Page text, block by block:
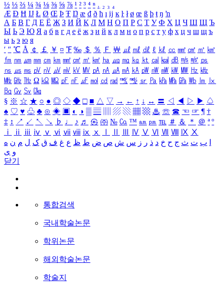
½ ⅓ ⅔ ¼ ¾ ⅛ ⅜ ⅝ ⅞ ¹ ² ³ ⁴ ⁿ ₁ ₂ ₃ ₄
Æ Ð Ħ Ĳ Ł Ø Œ Þ Ŧ Ŋ æ đ ð ħ ı ĳ ĸ ŀ ł ø œ ß þ ŧ ŋ ŉ
А Б В Г Д Е Ё Ж З И Й К Л М Н О П Р С Т У Ф Х Ц Ч Ш Щ Ъ
Ы Ь Э Ю Я а б в г д е ё ж з и й к л м н о п р с т у ф х ц ч ш щ ъ
ы ь э ю я
′ ″ ℃ Å ￠ ￡ ￥ ¤ ℉ ‰ ＄ ％ Ｆ ￦ ㎕ ㎖ ㎗ ℓ ㎘ ㏄ ㎣ ㎤ ㎥ ㎦
㎙ ㎚ ㎛ ㎜ ㎝ ㎞ ㎟ ㎠ ㎡ ㎢ ㏊ ㎍ ㎎ ㎏ ㏏ ㎈ ㎉ ㏈ ㎧ ㎨ ㎰
㎱ ㎲ ㎳ ㎴ ㎵ ㎶ ㎷ ㎸ ㎹ ㎀ ㎁ ㎂ ㎃ ㎄ ㎺ ㎻ ㎽ ㎾ ㎿ ㎐ ㎑
㎒ ㎓ ㎔ Ω ㏀ ㏁ ㎊ ㎋ ㎌ ㏖ ㏅ ㎭ ㎮ ㎯ ㏛ ㎩ ㎪ ㎫ ㎬ ㏝ ㏐
㏓
㏃ ㏉ ㏜ ㏆
§ ※ ☆ ★ ○ ● ◎ ◇ ◆ □ ■ △ ▽ → ← ↑ ↓ ↔ 〓 ◁ ◀ ▷ ▶ ♤
♠ ♡ ♥ ♧ ♣ ⊙ ◈ ▣ ◐ ◑ ▒ ▤ ▨ ▧ ▦ ▩ ♨ ☏ ☎ ☜ ☞ ¶ †
‡ ↕ ↗ ↙ ↖ ↘ ♭ ♩ ♪ ♬ ㉿ ㈜ № ㏇ ™ ㏂ ㏘ ℡ ＃ ＆ ＊ ＠ ª º
ⅰ
ⅱ ⅲ ⅳ ⅴ ⅵ ⅶ ⅷ ⅸ ⅹ Ⅳ Ⅴ Ⅵ Ⅶ Ⅷ Ⅸ Ⅹ
ب ت ث ج ح خ د ذ ر ز س ش ص ض ط ظ ع غ ف ق ک ل م ن ه
و ی
닫기
통합검색
국내학술논문
학위논문
해외학술논문
학술지